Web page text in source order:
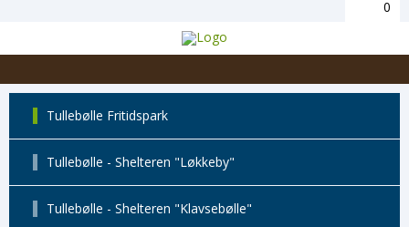
0
Tullebølle Fritidspark
Tullebølle - Shelteren "Løkkeby"
Tullebølle - Shelteren "Klavsebølle"